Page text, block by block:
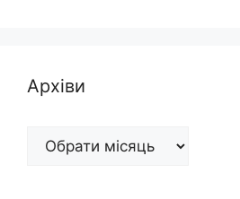
Архіви
Архіви